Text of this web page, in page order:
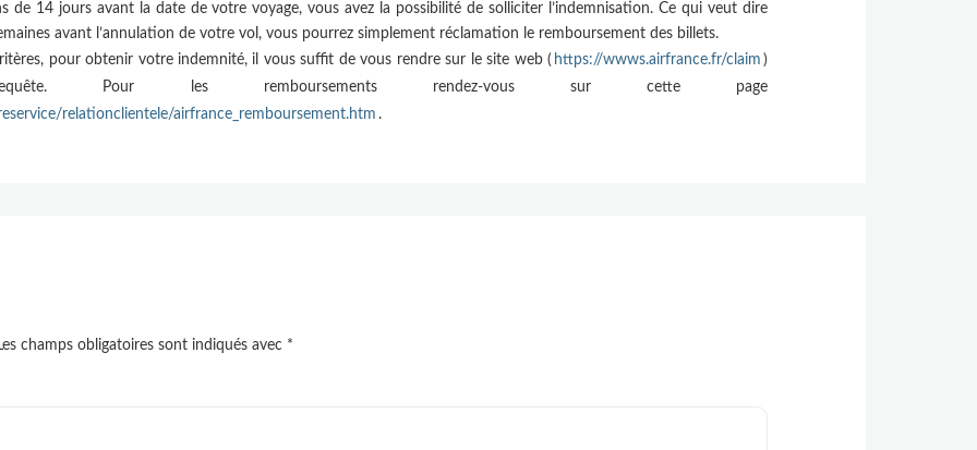
de 14 jours avant la date de votre voyage, vous avez la possibilité de solliciter l’indemnisation. Ce qui veut dire
avant l’annulation de votre vol, vous pourrez simplement réclamation le remboursement des billets.
pour obtenir votre indemnité, il vous suffit de vous rendre sur le site web ( https://wwws.airfrance.fr/claim )
Pour les remboursements rendez-vous sur cette page
relationclientele/airfrance_remboursement.htm .
champs obligatoires sont indiqués avec *